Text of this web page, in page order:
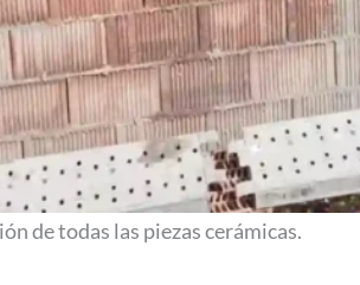
de todas las piezas cerámicas.